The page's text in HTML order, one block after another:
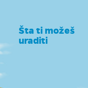
Šta ti možeš
uraditi